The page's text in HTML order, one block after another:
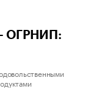
ОГРНИП: